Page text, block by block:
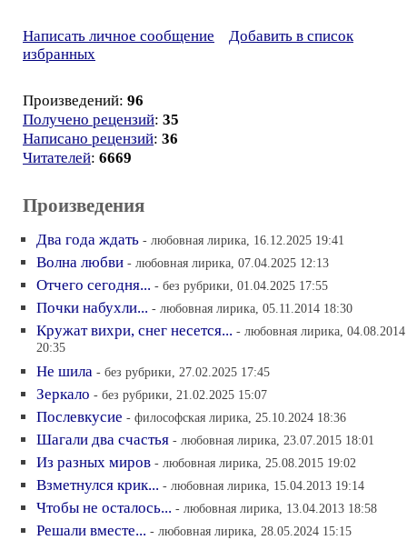
Написать личное сообщение
Добавить в список
избранных
Произведений: 96
Получено рецензий: 35
Написано рецензий: 36
Читателей: 6669
Произведения
Два года ждать - любовная лирика, 16.12.2025 19:41
Волна любви - любовная лирика, 07.04.2025 12:13
Отчего сегодня... - без рубрики, 01.04.2025 17:55
Почки набухли... - любовная лирика, 05.11.2014 18:30
Кружат вихри, снег несется... - любовная лирика, 04.08.2014
20:35
Не шила - без рубрики, 27.02.2025 17:45
Зеркало - без рубрики, 21.02.2025 15:07
Послевкусие - философская лирика, 25.10.2024 18:36
Шагали два счастья - любовная лирика, 23.07.2015 18:01
Из разных миров - любовная лирика, 25.08.2015 19:02
Взметнулся крик... - любовная лирика, 15.04.2013 19:14
Чтобы не осталось... - любовная лирика, 13.04.2013 18:58
Решали вместе... - любовная лирика, 28.05.2024 15:15